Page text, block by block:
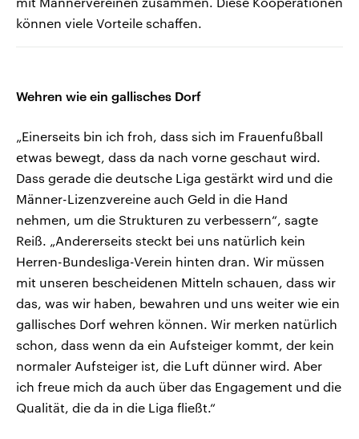
können viele Vorteile schaffen.
Wehren wie ein gallisches Dorf
„Einerseits bin ich froh, dass sich im Frauenfußball
etwas bewegt, dass da nach vorne geschaut wird.
Dass gerade die deutsche Liga gestärkt wird und die
Männer-Lizenzvereine auch Geld in die Hand
nehmen, um die Strukturen zu verbessern“, sagte
Reiß. „Andererseits steckt bei uns natürlich kein
Herren-Bundesliga-Verein hinten dran. Wir müssen
mit unseren bescheidenen Mitteln schauen, dass wir
das, was wir haben, bewahren und uns weiter wie ein
gallisches Dorf wehren können. Wir merken natürlich
schon, dass wenn da ein Aufsteiger kommt, der kein
normaler Aufsteiger ist, die Luft dünner wird. Aber
ich freue mich da auch über das Engagement und die
Qualität, die da in die Liga fließt.“